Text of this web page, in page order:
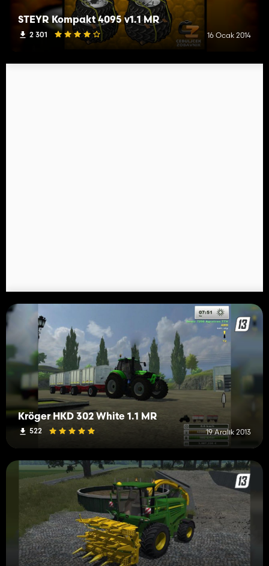
STEYR Kompakt 4095 v1.1 MR
2 301 16 Ocak 2014
Kröger HKD 302 White 1.1 MR
522 19 Aralık 2013